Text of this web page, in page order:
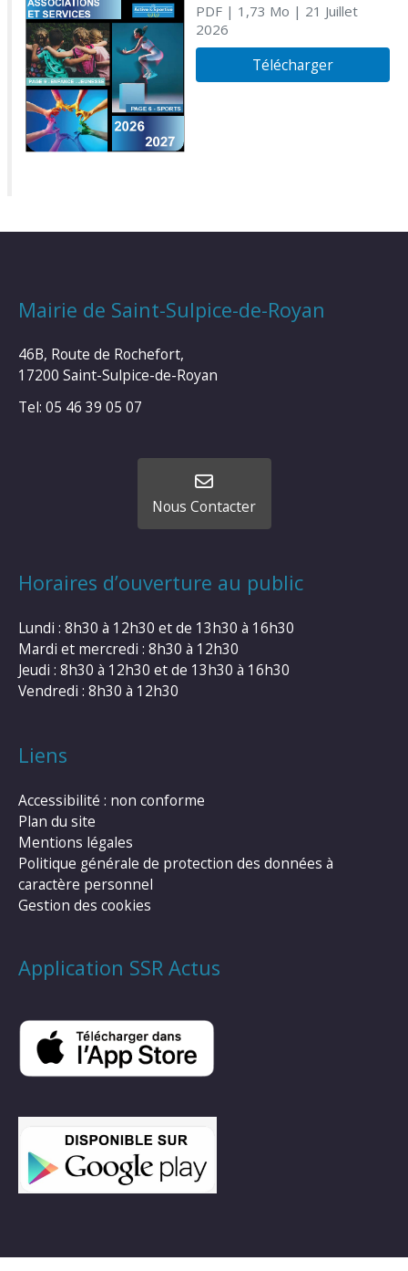
PDF| 1,73 Mo | 21 Juillet
2026
Télécharger
Mairie de Saint-Sulpice-de-Royan
46B, Route de Rochefort,
17200 Saint-Sulpice-de-Royan
Tel: 05 46 39 05 07
Nous Contacter
Horaires d’ouverture au public
Lundi : 8h30 à 12h30 et de 13h30 à 16h30
Mardi et mercredi : 8h30 à 12h30
Jeudi : 8h30 à 12h30 et de 13h30 à 16h30
Vendredi : 8h30 à 12h30
Liens
Accessibilité : non conforme
Plan du site
Mentions légales
Politique générale de protection des données à
caractère personnel
Gestion des cookies
Application SSR Actus